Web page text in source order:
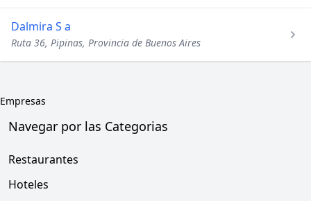
Dalmira S a
Ruta 36, Pipinas, Provincia de Buenos Aires
Empresas
Navegar por las Categorias
Restaurantes
Hoteles